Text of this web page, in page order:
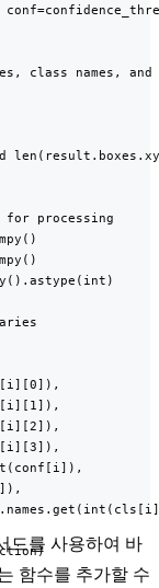
class names, and
for processing
드를 사용하여 바
함수를 추가할 수